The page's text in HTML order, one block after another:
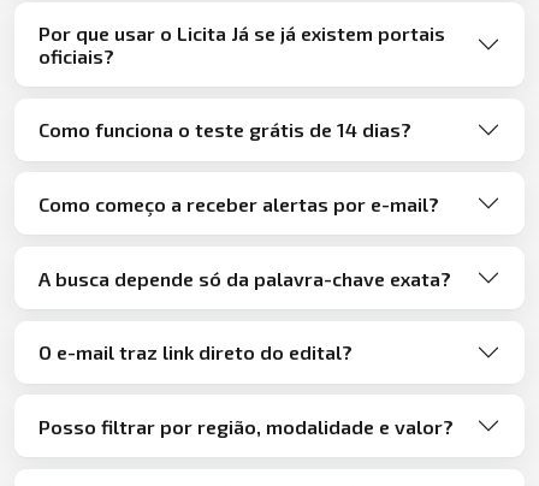
Por que usar o Licita Já se já existem portais
oficiais?
Como funciona o teste grátis de 14 dias?
Como começo a receber alertas por e-mail?
A busca depende só da palavra-chave exata?
O e-mail traz link direto do edital?
Posso filtrar por região, modalidade e valor?